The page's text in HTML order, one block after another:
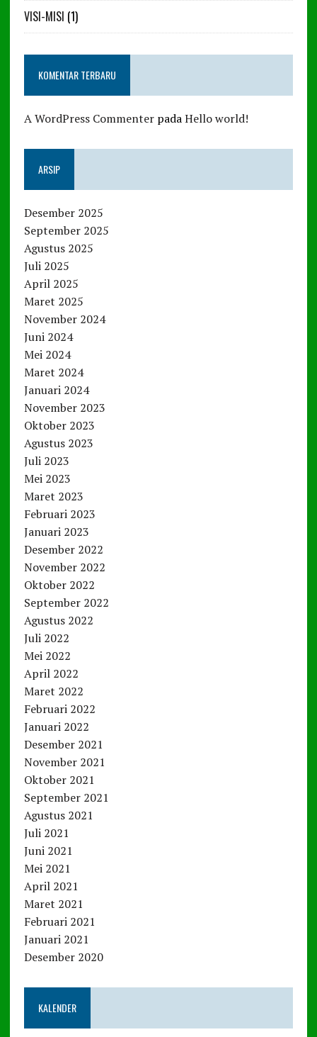
VISI-MISI (1)
KOMENTAR TERBARU
A WordPress CommenterpadaHello world!
ARSIP
Desember 2025
September 2025
Agustus 2025
Juli 2025
April 2025
Maret 2025
November 2024
Juni 2024
Mei 2024
Maret 2024
Januari 2024
November 2023
Oktober 2023
Agustus 2023
Juli 2023
Mei 2023
Maret 2023
Februari 2023
Januari 2023
Desember 2022
November 2022
Oktober 2022
September 2022
Agustus 2022
Juli 2022
Mei 2022
April 2022
Maret 2022
Februari 2022
Januari 2022
Desember 2021
November 2021
Oktober 2021
September 2021
Agustus 2021
Juli 2021
Juni 2021
Mei 2021
April 2021
Maret 2021
Februari 2021
Januari 2021
Desember 2020
KALENDER